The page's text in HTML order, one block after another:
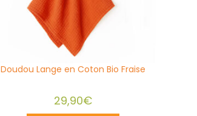
Doudou Lange en Coton Bio Fraise
29,90€